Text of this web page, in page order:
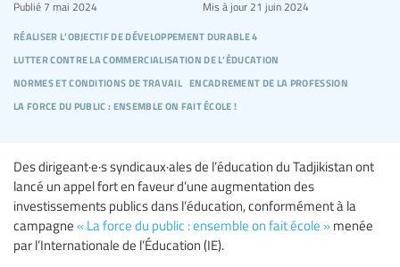
réaliser l’objectif de développement durable 4
lutter contre la commercialisation de l’éducation
normes et conditions de travail encadrement de la profession
la force du public : ensemble on fait école !
Publié 7 mai 2024 Mis à jour21 juin 2024
Des dirigeant·e·s syndicaux·ales de l’éducation du Tadjikistan ont
lancé un appel fort en faveur d’une augmentation des
investissements publics dans l’éducation, conformément à la
campagne « La force du public : ensemble on fait école » menée
par l’Internationale de l’Éducation (IE).